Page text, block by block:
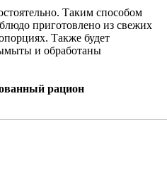
Таким способом
приготовлено из свежих
Также будет
и обработаны
рацион